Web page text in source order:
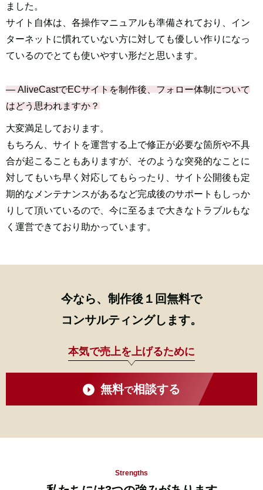
ました。
サイト自体は、各操作マニュアルも準備されており、イン
ターネットに慣れていない方に対しても優しい作りになっ
ているのでとても使いやすい形だと思います。
― AliveCastでECサイトを制作後、フォロー体制について
はどう思われますか？
大変満足しております。
もちろん、サイトを運営する上で修正が必要な箇所や不具
合が起こることもありますが、そのような突発的なことに
対してもいち早く対応してもらったり、サイト公開後も定
期的なメンテナンスがあるなど完成後のサポートもしっか
りして頂いているので、今に至るまで大きなトラブルもな
く運営できており助かっています。
今なら、制作後 １ 回無料で
コンサルティングします。
本気で売上を上げるために
無料で相談する
Strengths